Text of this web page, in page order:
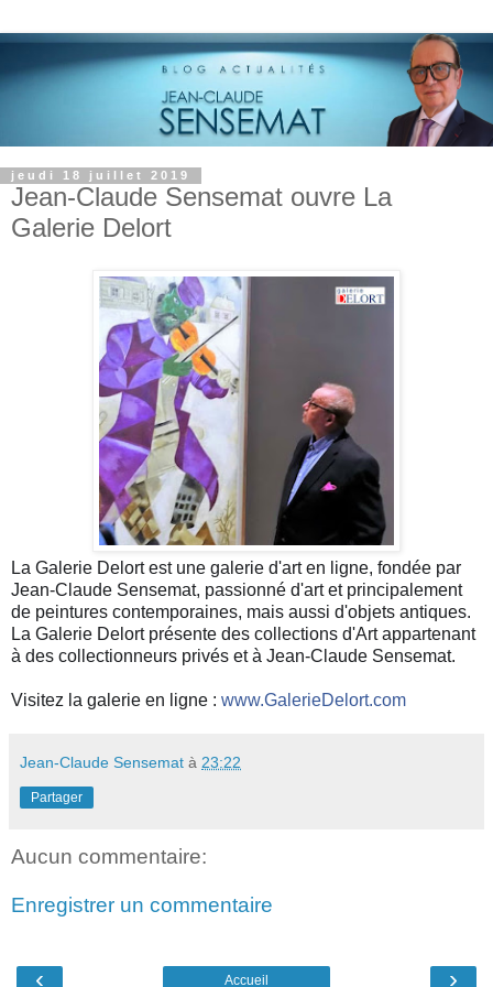
jeudi 18 juillet 2019
Jean-Claude Sensemat ouvre La
Galerie Delort
La Galerie Delort est une galerie d'art en ligne, fondée par
Jean-Claude Sensemat, passionné d'art et principalement
de peintures contemporaines, mais aussi d'objets antiques.
La Galerie Delort présente des collections d'Art appartenant
à des collectionneurs privés et à Jean-Claude Sensemat.
Visitez la galerie en ligne : www.GalerieDelort.com
Jean-Claude Sensemat à 23:22
Partager
Aucun commentaire:
Enregistrer un commentaire
‹ ›
Accueil